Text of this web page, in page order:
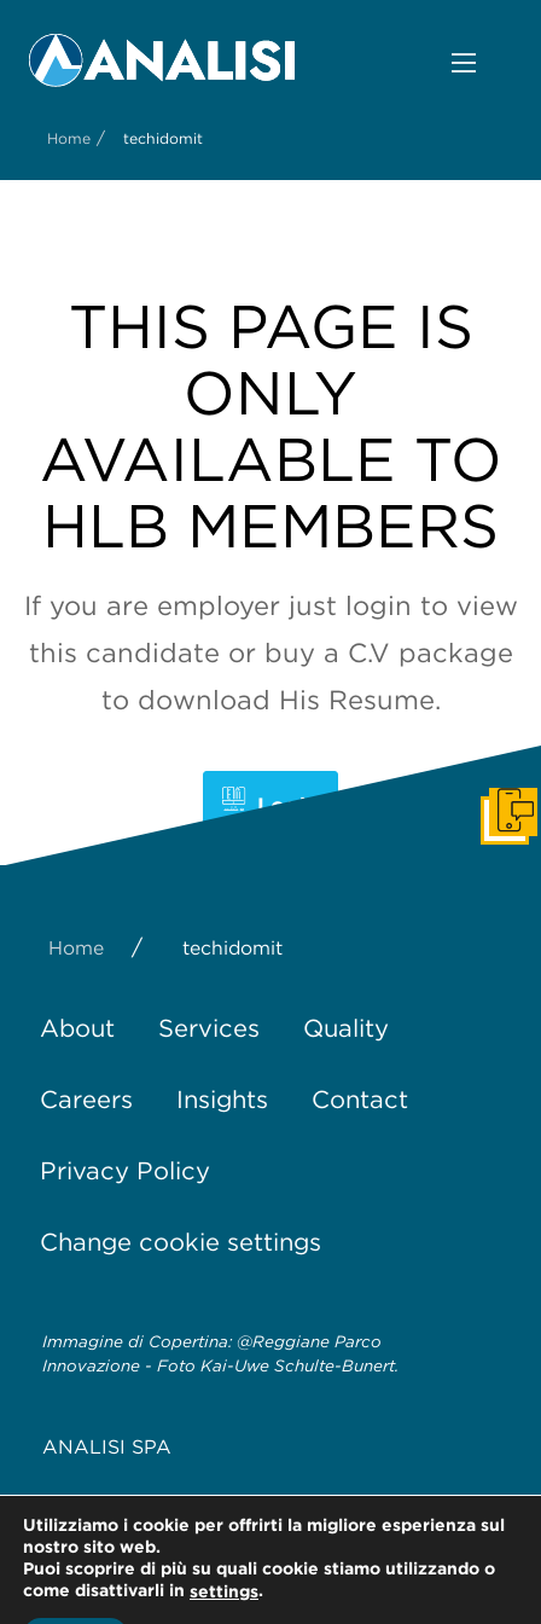
Home / techidomit
THIS PAGE IS
ONLY
AVAILABLE TO
HLB MEMBERS
If you are employer just login to view
this candidate or buy a C.V package
to download His Resume.
Login
Home / techidomit
About Services Quality
Careers Insights Contact
Privacy Policy
Change cookie settings
Immagine di Copertina: @Reggiane Parco
Innovazione - Foto Kai-Uwe Schulte-Bunert.
ANALISI SPA
MILANO · REGGIO EMILIA · FORLÌ · ROMA ·
TRENTO
Get
Utilizziamo i cookie per offrirti la migliore esperienza sul
nostro sito web.
Puoi scoprire di più su quali cookie stiamo utilizzando o
come disattivarli in settings.